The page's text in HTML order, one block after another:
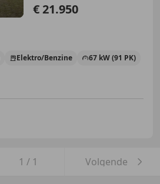
€ 21.950
Elektro/Benzine 67 kW (91 PK)
1 / 1 Volgende